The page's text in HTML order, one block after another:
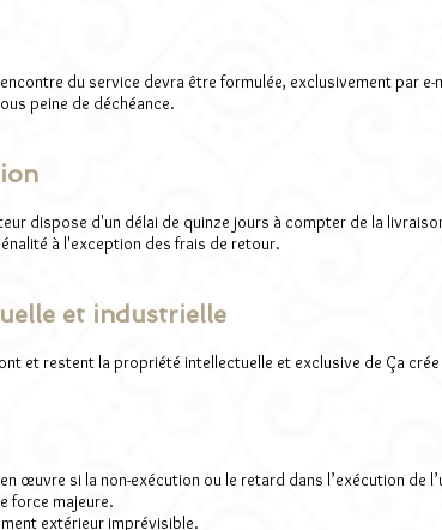
du service devra être formulée, exclusivement par e-
peine de déchéance.
dispose d'un délai de quinze jours à compter de la
à l'exception des frais de retour.
et industrielle
et restent la propriété intellectuelle et exclusive de Ça crée
œuvre si la non-exécution ou le retard dans l’exécution de
force majeure.
extérieur imprévisible.